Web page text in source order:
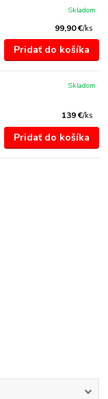
99,90 €/ks
Skladom
Pridať do košíka
139 €/ks
Skladom
Pridať do košíka